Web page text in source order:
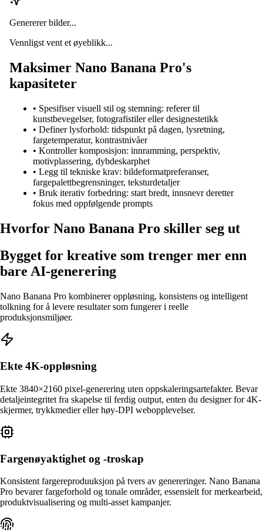
Genererer bilder...
Vennligst vent et øyeblikk...
Maksimer Nano Banana Pro's
kapasiteter
• Spesifiser visuell stil og stemning: referer til
kunstbevegelser, fotografistiler eller designestetikk
• Definer lysforhold: tidspunkt på dagen, lysretning,
fargetemperatur, kontrastnivåer
• Kontroller komposisjon: innramming, perspektiv,
motivplassering, dybdeskarphet
• Legg til tekniske krav: bildeformatpreferanser,
fargepalettbegrensninger, teksturdetaljer
• Bruk iterativ forbedring: start bredt, innsnevr deretter
fokus med oppfølgende prompts
Hvorfor Nano Banana Pro skiller seg ut
Bygget for kreative som trenger mer enn
bare AI-generering
Nano Banana Pro kombinerer oppløsning, konsistens og intelligent
tolkning for å levere resultater som fungerer i reelle
produksjonsmiljøer.
Ekte 4K-oppløsning
Ekte 3840×2160 pixel-generering uten oppskaleringsartefakter. Bevar
detaljeintegritet fra skapelse til ferdig output, enten du designer for 4K-
skjermer, trykkmedier eller høy-DPI webopplevelser.
Fargenøyaktighet og -troskap
Konsistent fargereproduuksjon på tvers av genereringer. Nano Banana
Pro bevarer fargeforhold og tonale områder, essensielt for merkearbeid,
produktvisualisering og multi-asset kampanjer.